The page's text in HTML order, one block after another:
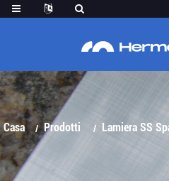
LAMIERA IN
Casa Prodotti Lamiera SS